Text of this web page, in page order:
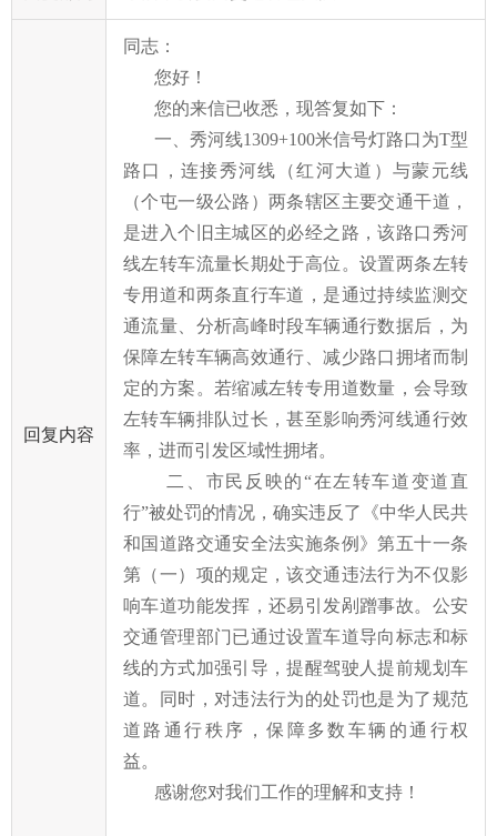
回复内容
同志：
您好！
您的来信已收悉，现答复如下：
一、秀河线1309+100米信号灯路口为T型
路口，连接秀河线（红河大道）与蒙元线
（个屯一级公路）两条辖区主要交通干道，
是进入个旧主城区的必经之路，该路口秀河
线左转车流量长期处于高位。设置两条左转
专用道和两条直行车道，是通过持续监测交
通流量、分析高峰时段车辆通行数据后，为
保障左转车辆高效通行、减少路口拥堵而制
定的方案。若缩减左转专用道数量，会导致
左转车辆排队过长，甚至影响秀河线通行效
率，进而引发区域性拥堵。
二、市民反映的“在左转车道变道直
行”被处罚的情况，确实违反了《中华人民共
和国道路交通安全法实施条例》第五十一条
第（一）项的规定，该交通违法行为不仅影
响车道功能发挥，还易引发剐蹭事故。公安
交通管理部门已通过设置车道导向标志和标
线的方式加强引导，提醒驾驶人提前规划车
道。同时，对违法行为的处罚也是为了规范
道路通行秩序，保障多数车辆的通行权
益。
感谢您对我们工作的理解和支持！